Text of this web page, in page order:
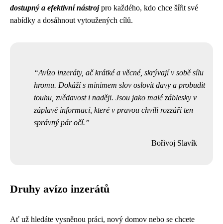
dostupný a efektivní nástrojpro každého, kdo chce šířit své
nabídky a dosáhnout vytoužených cílů.
Avízo inzeráty, ač krátké a věcné, skrývají v sobě sílu
hromu. Dokáží s minimem slov oslovit davy a probudit
touhu, zvědavost i naději. Jsou jako malé záblesky v
záplavě informací, které v pravou chvíli rozzáří ten
správný pár očí.
Bořivoj Slavík
Druhy avízo inzerátů
Ať už hledáte vysněnou práci, nový domov nebo se chcete